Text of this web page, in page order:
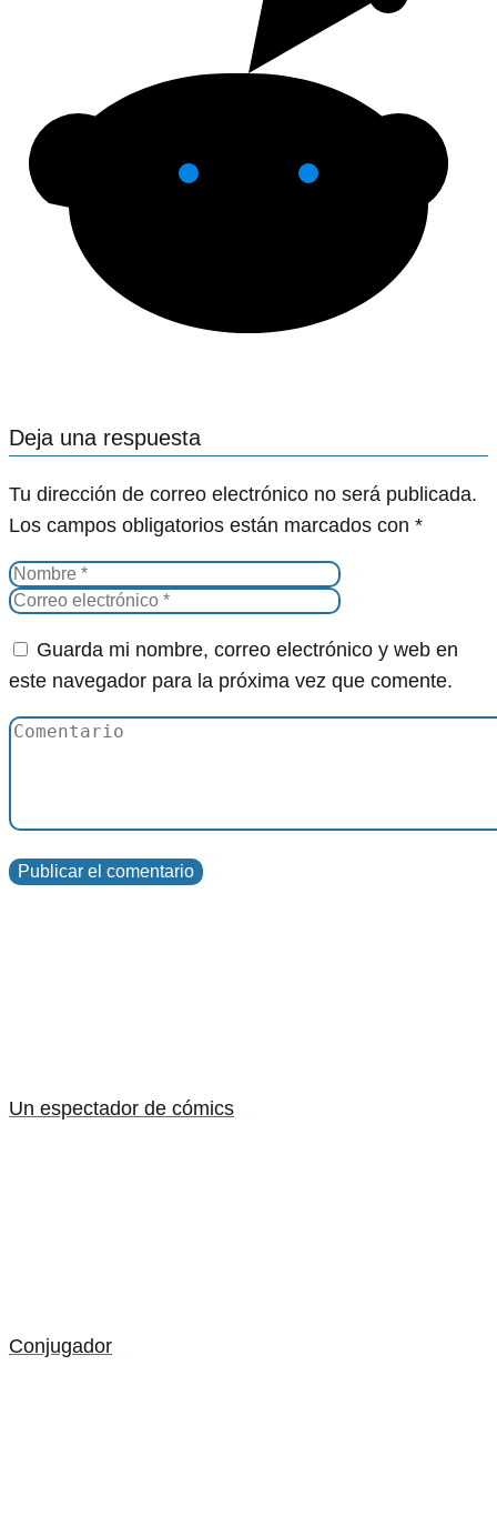
Deja una respuesta
Tu dirección de correo electrónico no será publicada.
Los campos obligatorios están marcados con *
Guarda mi nombre, correo electrónico y web en
este navegador para la próxima vez que comente.
Un espectador de cómics
Conjugador